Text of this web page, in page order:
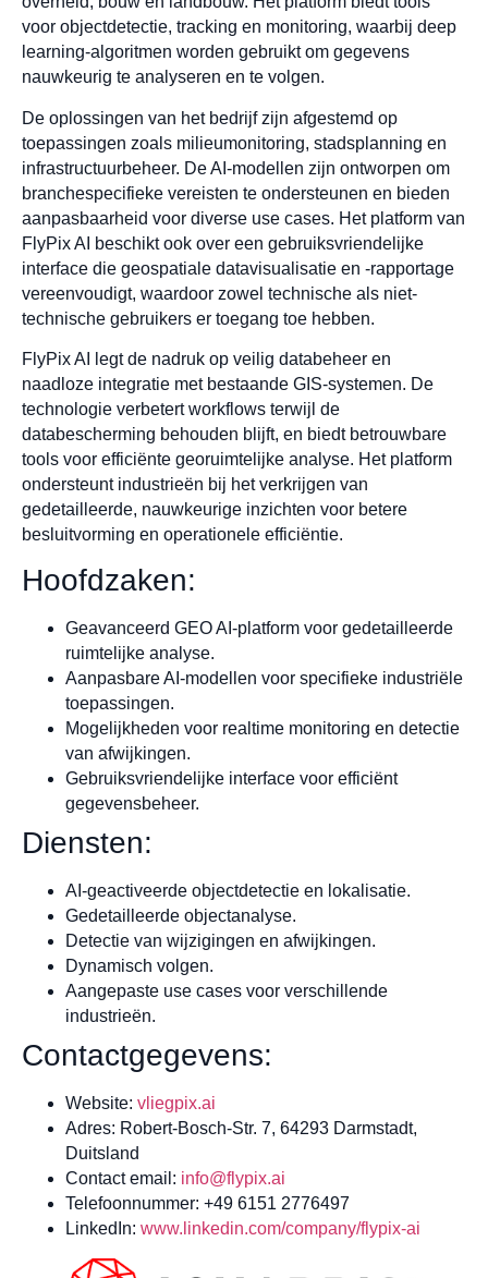
voor objectdetectie, tracking en monitoring, waarbij deep
learning-algoritmen worden gebruikt om gegevens
nauwkeurig te analyseren en te volgen.
De oplossingen van het bedrijf zijn afgestemd op
toepassingen zoals milieumonitoring, stadsplanning en
infrastructuurbeheer. De AI-modellen zijn ontworpen om
branchespecifieke vereisten te ondersteunen en bieden
aanpasbaarheid voor diverse use cases. Het platform van
FlyPix AI beschikt ook over een gebruiksvriendelijke
interface die geospatiale datavisualisatie en -rapportage
vereenvoudigt, waardoor zowel technische als niet-
technische gebruikers er toegang toe hebben.
FlyPix AI legt de nadruk op veilig databeheer en
naadloze integratie met bestaande GIS-systemen. De
technologie verbetert workflows terwijl de
databescherming behouden blijft, en biedt betrouwbare
tools voor efficiënte georuimtelijke analyse. Het platform
ondersteunt industrieën bij het verkrijgen van
gedetailleerde, nauwkeurige inzichten voor betere
besluitvorming en operationele efficiëntie.
Hoofdzaken:
Geavanceerd GEO AI-platform voor gedetailleerde
ruimtelijke analyse.
Aanpasbare AI-modellen voor specifieke industriële
toepassingen.
Mogelijkheden voor realtime monitoring en detectie
van afwijkingen.
Gebruiksvriendelijke interface voor efficiënt
gegevensbeheer.
Diensten:
AI-geactiveerde objectdetectie en lokalisatie.
Gedetailleerde objectanalyse.
Detectie van wijzigingen en afwijkingen.
Dynamisch volgen.
Aangepaste use cases voor verschillende
industrieën.
Contactgegevens:
Website: vliegpix.ai
Adres: Robert-Bosch-Str. 7, 64293 Darmstadt,
Duitsland
Contact email: info@flypix.ai
Telefoonnummer: +49 6151 2776497
LinkedIn: www.linkedin.com/company/flypix-ai